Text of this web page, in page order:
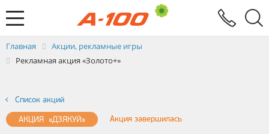
Услуги
Электронный документооборот
Заявка на выставление ЭСЧФ
Главная
Акции, рекламные игры
Рекламная акция «Золото+»
Список акций
АКЦИЯ «ДЗЯКУЙ» Акция завершилась